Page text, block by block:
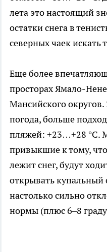
лета это настоящий
остатки снега в
северных чаек искать
Еще более
просторах Ямало-
Мансийского
погода, больше
пляжей: +23…+28 °C.
привыкшие к тому,
лежит снег, будут
открывать купальный
настолько сильно
нормы (плюс 6–8